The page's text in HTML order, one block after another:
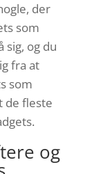
der
som
sig, og du
fra at
som
de fleste
og